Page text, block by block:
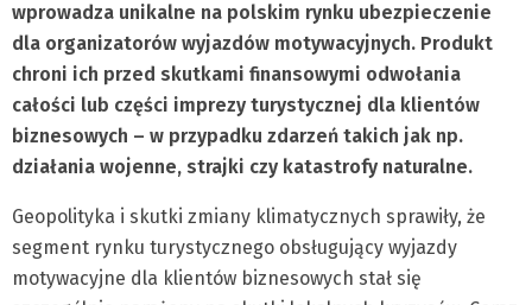
wprowadza unikalne na polskim rynku ubezpieczenie
dla organizatorów wyjazdów motywacyjnych. Produkt
chroni ich przed skutkami finansowymi odwołania
całości lub części imprezy turystycznej dla klientów
biznesowych – w przypadku zdarzeń takich jak np.
działania wojenne, strajki czy katastrofy naturalne.
Geopolityka i skutki zmiany klimatycznych sprawiły, że
segment rynku turystycznego obsługujący wyjazdy
motywacyjne dla klientów biznesowych stał się